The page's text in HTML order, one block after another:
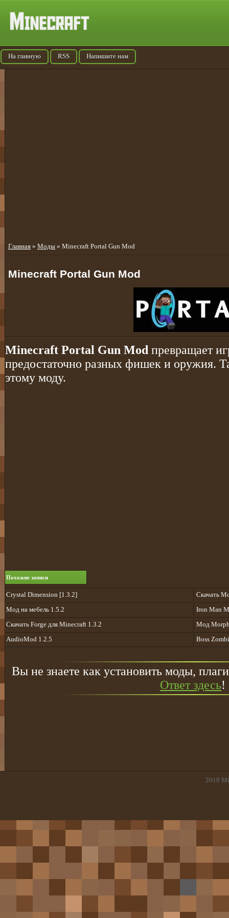
На главную RSS Напишите нам
Главная » Моды » Minecraft Portal Gun Mod
Minecraft Portal Gun Mod
Minecraft Portal Gun Mod превращает
предостаточно разных фишек и оружия.
этому моду.
Похожие записи
Crystal Dimension [1.3.2]
Скачать
Мод на мебель 1.5.2
Iron Man
Скачать Forge для Minecraft 1.3.2
Мод
AudioMod 1.2.5
Boss
Вы не знаете как установить моды,
Ответ здесь!
2018